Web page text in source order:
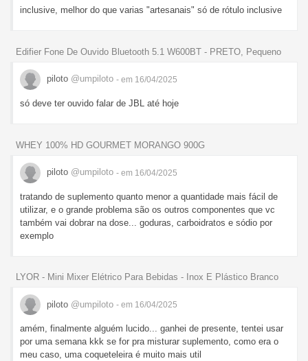
inclusive, melhor do que varias "artesanais" só de rótulo inclusive
Edifier Fone De Ouvido Bluetooth 5.1 W600BT - PRETO, Pequeno
piloto @umpiloto - em 16/04/2025
só deve ter ouvido falar de JBL até hoje
WHEY 100% HD GOURMET MORANGO 900G
piloto @umpiloto - em 16/04/2025
tratando de suplemento quanto menor a quantidade mais fácil de
utilizar, e o grande problema são os outros componentes que vc
também vai dobrar na dose... goduras, carboidratos e sódio por
exemplo
LYOR - Mini Mixer Elétrico Para Bebidas - Inox E Plástico Branco
piloto @umpiloto - em 16/04/2025
amém, finalmente alguém lucido... ganhei de presente, tentei usar
por uma semana kkk se for pra misturar suplemento, como era o
meu caso, uma coqueteleira é muito mais util